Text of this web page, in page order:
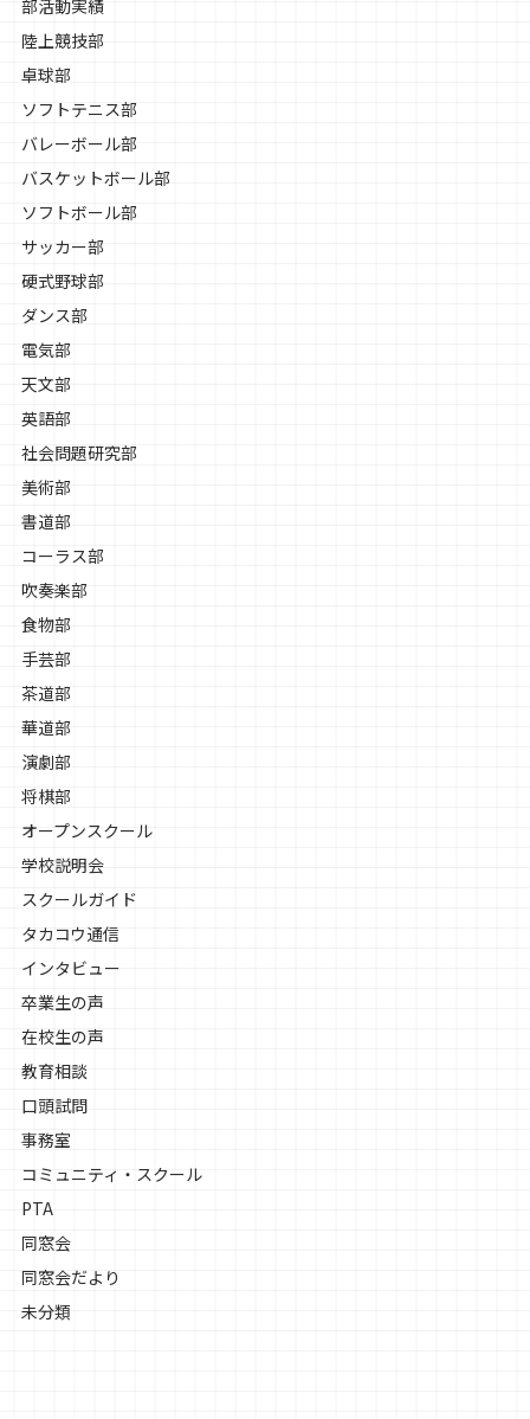
部活動実績
陸上競技部
卓球部
ソフトテニス部
バレーボール部
バスケットボール部
ソフトボール部
サッカー部
硬式野球部
ダンス部
電気部
天文部
英語部
社会問題研究部
美術部
書道部
コーラス部
吹奏楽部
食物部
手芸部
茶道部
華道部
演劇部
将棋部
オープンスクール
学校説明会
スクールガイド
タカコウ通信
インタビュー
卒業生の声
在校生の声
教育相談
口頭試問
事務室
コミュニティ・スクール
PTA
同窓会
同窓会だより
未分類